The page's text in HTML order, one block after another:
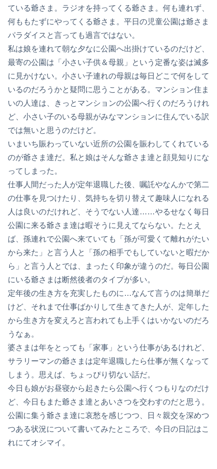
ている爺さま。ラジオを持ってくる爺さま。何も連れず、
何ももたずにやってくる爺さま。平日の児童公園は爺さま
パラダイスと言っても過言ではない。
私は娘を連れて朝な夕なに公園へ出掛けているのだけど、
最寄の公園は「小さい子供＆母親」という定番な姿は滅多
に見かけない。小さい子連れの母親は毎日どこで何をして
いるのだろうかと疑問に思うことがある。マンション住ま
いの人達は、きっとマンションの公園へ行くのだろうけれ
ど、小さい子のいる母親がみなマンションに住んでいる訳
では無いと思うのだけど。
いまいち賑わっていない近所の公園を賑わしてくれている
のが爺さま達だ。私と娘はそんな爺さま達と顔見知りにな
ってしまった。
仕事人間だった人が定年退職した後、嘱託やなんかで第二
の仕事を見つけたり、気持ちを切り替えて趣味人になれる
人は良いのだけれど、そうでない人達……やるせなく毎日
公園に来る爺さま達は暇そうに見えてならない。たとえ
ば、孫連れで公園へ来ていても「孫が可愛くて離れがたい
から来た」と言う人と「孫の相手でもしていないと暇だか
ら」と言う人とでは、まったく印象が違うのだ。毎日公園
にいる爺さまは断然後者のタイプが多い。
定年後の生き方を充実したものに…なんて言うのは簡単だ
けど、それまで仕事ばかりして生きてきた人が、定年した
から生き方を変えろと言われても上手くはいかないのだろ
うなぁ。
婆さまは年をとっても「家事」という仕事があるけれど、
サラリーマンの爺さまは定年退職したら仕事が無くなって
しまう。思えば、ちょっぴり切ない話だ。
今日も娘がお昼寝から起きたら公園へ行くつもりなのだけ
ど、今日もまた爺さま達とあいさつを交わすのだと思う。
公園に集う爺さま達に哀愁を感じつつ、日々親交を深めつ
つある状況について書いてみたところで、今日の日記はこ
れにてオシマイ。